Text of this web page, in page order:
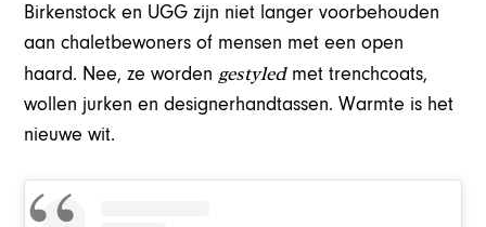
Birkenstock en UGG zijn niet langer voorbehouden
aan chaletbewoners of mensen met een open
haard. Nee, ze worden gestyledmet trenchcoats,
wollen jurken en designerhandtassen. Warmte is het
nieuwe wit.